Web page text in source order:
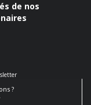
de nos
?